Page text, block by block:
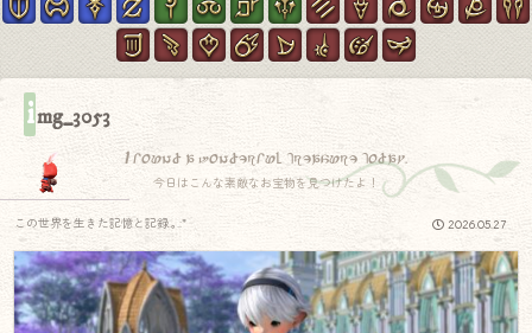
img_3053
I found a wonderful treasure today.
今日はこんな素敵なお宝物を見つけたよ！
2026.05.27
この世界を生きた記憶と記録.｡.:*